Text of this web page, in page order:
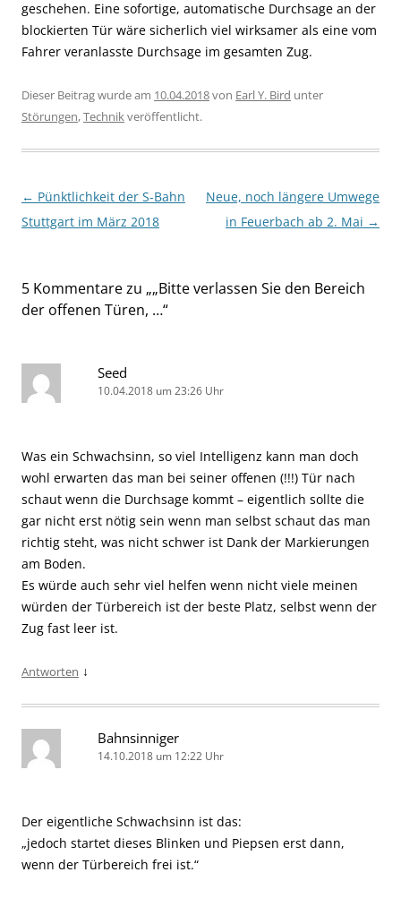
geschehen. Eine sofortige, automatische Durchsage an der
blockierten Tür wäre sicherlich viel wirksamer als eine vom
Fahrer veranlasste Durchsage im gesamten Zug.
Dieser Beitrag wurde am 10.04.2018von Earl Y. Bird unter
Störungen,Technikveröffentlicht.
Beitragsnavigation
← Pünktlichkeit der S-Bahn
Stuttgart im März 2018
Neue, noch längere Umwege
in Feuerbach ab 2. Mai →
5 Kommentare zu „„Bitte verlassen Sie den Bereich
der offenen Türen, …“
Seed
10.04.2018 um 23:26 Uhr
Was ein Schwachsinn, so viel Intelligenz kann man doch
wohl erwarten das man bei seiner offenen (!!!) Tür nach
schaut wenn die Durchsage kommt – eigentlich sollte die
gar nicht erst nötig sein wenn man selbst schaut das man
richtig steht, was nicht schwer ist Dank der Markierungen
am Boden.
Es würde auch sehr viel helfen wenn nicht viele meinen
würden der Türbereich ist der beste Platz, selbst wenn der
Zug fast leer ist.
Antworten ↓
Bahnsinniger
14.10.2018 um 12:22 Uhr
Der eigentliche Schwachsinn ist das:
„jedoch startet dieses Blinken und Piepsen erst dann,
wenn der Türbereich frei ist.“